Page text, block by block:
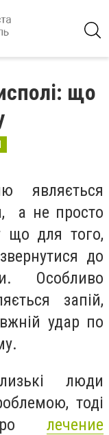
що
являється
а не просто
що для того,
до
Особливо
запій,
удар по
люди
тоді
лечение